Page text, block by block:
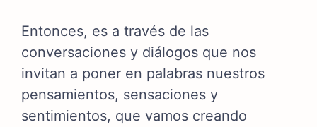
Entonces, es a través de las
conversaciones y diálogos que nos
invitan a poner en palabras nuestros
pensamientos, sensaciones y
sentimientos, que vamos creando